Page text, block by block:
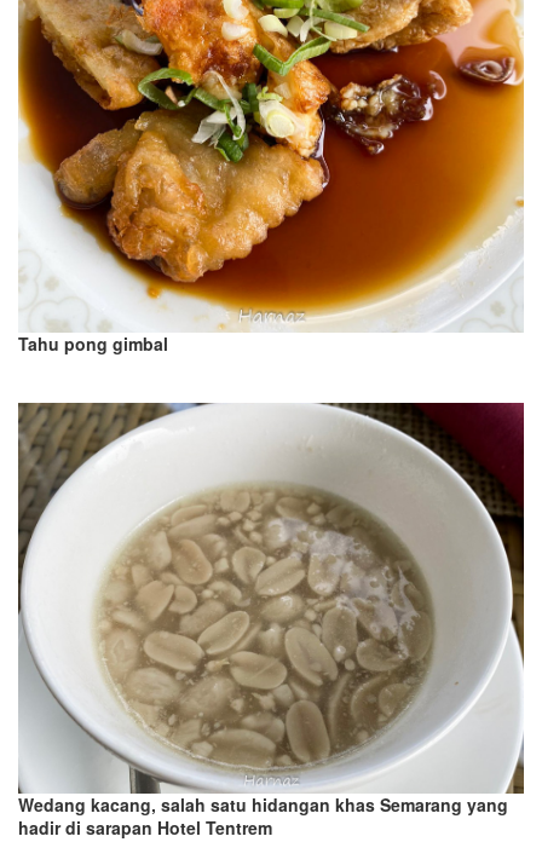
Tahu pong gimbal
Wedang kacang, salah satu hidangan khas Semarang yang
hadir di sarapan Hotel Tentrem